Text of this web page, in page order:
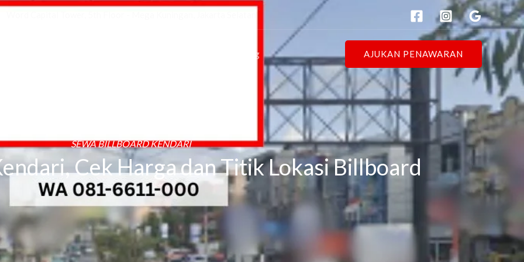
Blog AJUKAN PENAWARAN
SEWA BILLBOARD KENDARI
Cek Harga dan Titik Lokasi Billboard